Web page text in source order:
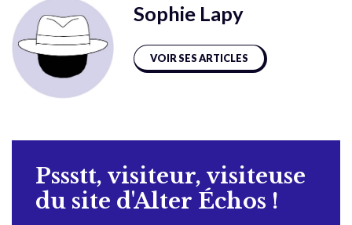
Sophie Lapy
VOIR SES ARTICLES
Pssstt, visiteur, visiteuse
du site d'Alter Échos !